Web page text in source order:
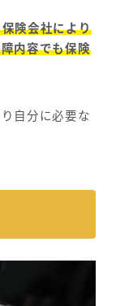
険会社により
内容でも保険
自分に必要な